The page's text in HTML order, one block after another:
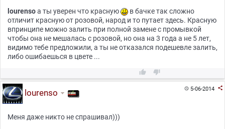
lourensoа ты уверен что красную
в бачке так сложно
отличит красную от розовой, народ и то путает здесь. Красную
впринципе можно залить при полной замене с промывкой
чтобы она не мешалась с розовой, но она на 3 года а не 5 лет,
видимо тебе предложили, а ты не отказался подешевле залить,
либо ошибаешься в цвете ...
 
5-06-2014 
lourenso
Меня даже никто не спрашивал)))